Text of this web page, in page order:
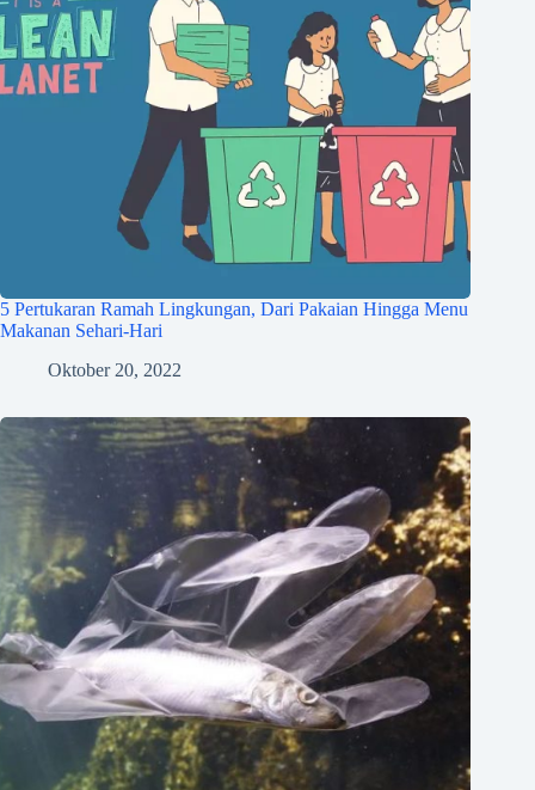
5 Pertukaran Ramah Lingkungan, Dari Pakaian Hingga Menu
Makanan Sehari-Hari
Oktober 20, 2022